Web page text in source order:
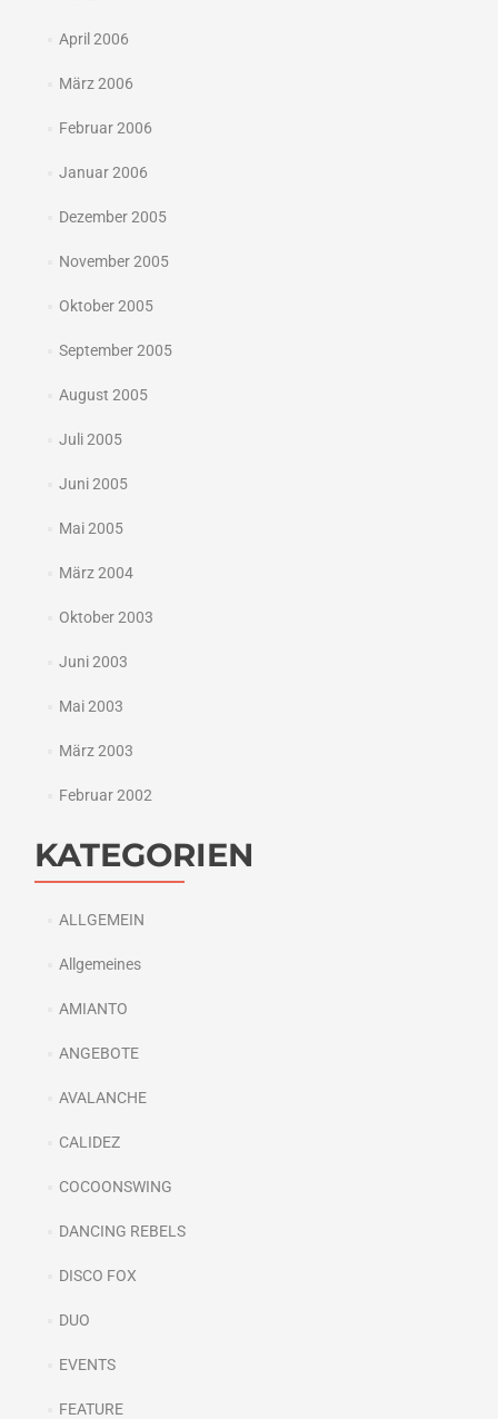
April 2006
März 2006
Februar 2006
Januar 2006
Dezember 2005
November 2005
Oktober 2005
September 2005
August 2005
Juli 2005
Juni 2005
Mai 2005
März 2004
Oktober 2003
Juni 2003
Mai 2003
März 2003
Februar 2002
KATEGORIEN
ALLGEMEIN
Allgemeines
AMIANTO
ANGEBOTE
AVALANCHE
CALIDEZ
COCOONSWING
DANCING REBELS
DISCO FOX
DUO
EVENTS
FEATURE